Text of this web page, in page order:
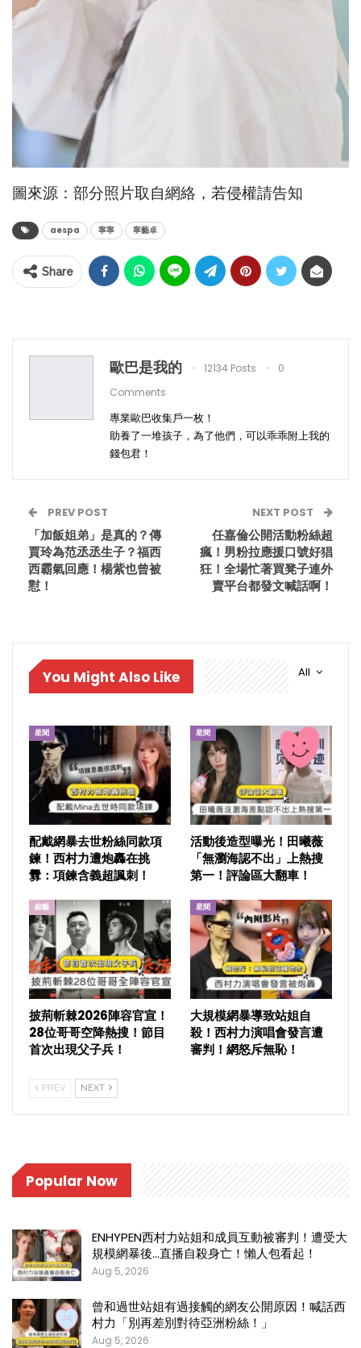
圖來源：部分照片取自網絡，若侵權請告知
aespa 寧寧 寧藝卓
Share
歐巴是我的 12134 Posts
0
Comments
專業歐巴收集戶一枚！
助養了一堆孩子，為了他們，可以乖乖附上我的
錢包君！
PREV POST
「加飯姐弟」是真的？傳
賈玲為范丞丞生子？福西
西霸氣回應！楊紫也曾被
懟！
NEXT POST
任嘉倫公開活動粉絲超
瘋！男粉拉應援口號好猖
狂！全場忙著買凳子連外
賣平台都發文喊話啊！
All
You Might Also Like
星聞
配戴網暴去世粉絲同款項
鍊！西村力遭炮轟在挑
釁：項鍊含義超諷刺！
星聞
活動後造型曝光！田曦薇
「無瀏海認不出」上熱搜
第一！評論區大翻車！
綜藝
披荊斬棘2026陣容官宣！
28位哥哥空降熱搜！節目
首次出現父子兵！
星聞
大規模網暴導致站姐自
殺！西村力演唱會發言遭
審判！網怒斥無恥！
PREV NEXT
Popular Now
ENHYPEN西村力站姐和成員互動被審判！遭受大
規模網暴後…直播自殺身亡！懶人包看起！
Aug 5, 2026
曾和過世站姐有過接觸的網友公開原因！喊話西
村力「別再差別對待亞洲粉絲！」
Aug 5, 2026